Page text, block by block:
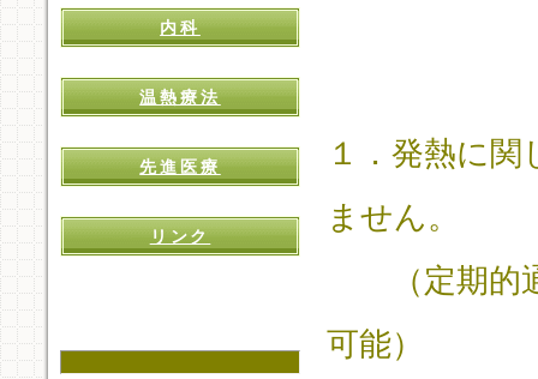
１．発熱に
ません。
（定期的通
可能）
内科
温熱療法
先進医療
リンク